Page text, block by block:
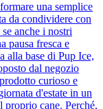
una semplice
da condividere con
anche i nostri
pausa fresca e
alla base di Pup Ice,
dal negozio
curioso e
d'estate in un
cane. Perché,